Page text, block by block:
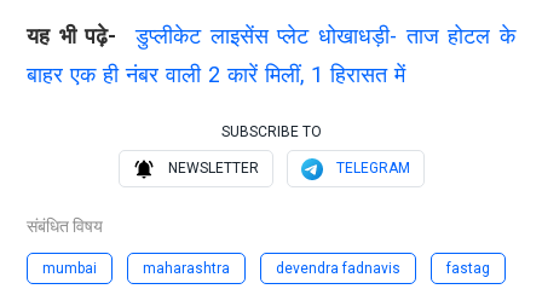
यह भी पढ़े-
डुप्लीकेट लाइसेंस प्लेट धोखाधड़ी- ताज होटल के
बाहर एक ही नंबर वाली 2 कारें मिलीं, 1 हिरासत में
SUBSCRIBE TO
NEWSLETTER TELEGRAM
संबंधित विषय
mumbai maharashtra devendra fadnavis fastag